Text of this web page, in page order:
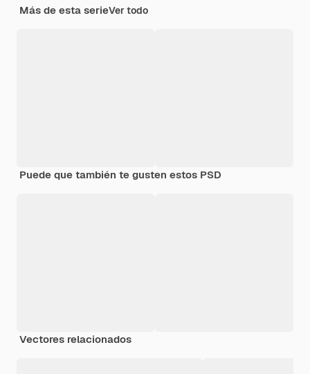
Más de esta serieVer todo
Puede que también te gusten estos PSD
Vectores relacionados